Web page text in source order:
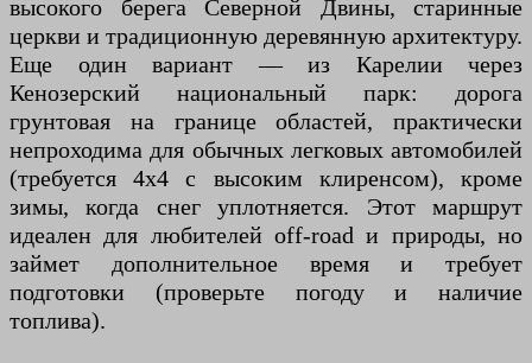
высокого берега Северной Двины, старинные
церкви и традиционную деревянную архитектуру.
Еще один вариант — из Карелии через
Кенозерский национальный парк: дорога
грунтовая на границе областей, практически
непроходима для обычных легковых автомобилей
(требуется 4x4 с высоким клиренсом), кроме
зимы, когда снег уплотняется. Этот маршрут
идеален для любителей off-road и природы, но
займет дополнительное время и требует
подготовки (проверьте погоду и наличие
топлива).